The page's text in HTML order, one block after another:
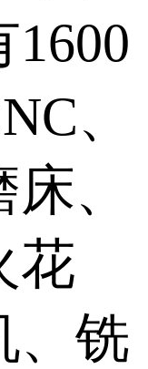
、
、
花
、铣